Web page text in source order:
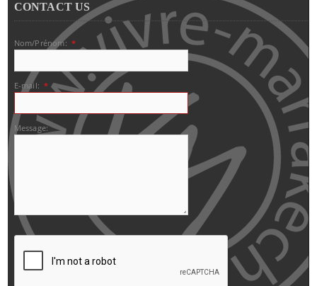
CONTACT US
Nom/Prénom: *
E-mail: *
Message: